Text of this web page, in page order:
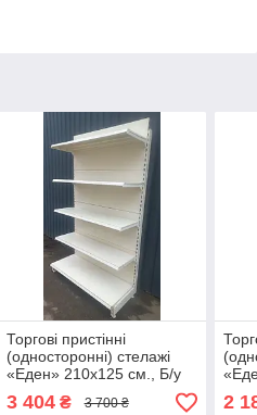
Торгові пристінні
(односторонні) стелажі
«Еден» 210х125 см., Б/у
3 404₴ 3 700 ₴
Б/у
2